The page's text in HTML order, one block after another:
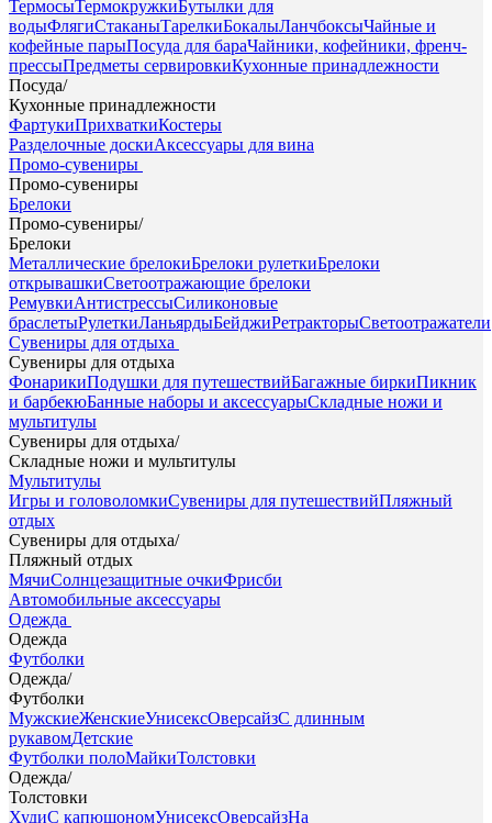
ТермосыТермокружкиБутылки для
водыФлягиСтаканыТарелкиБокалыЛанчбоксыЧайные и
кофейные парыПосуда для бараЧайники, кофейники, френч-
прессыПредметы сервировкиКухонные принадлежности
Посуда/
Кухонные принадлежности
ФартукиПрихваткиКостеры
Разделочные доскиАксессуары для вина
Промо-сувениры
Промо-сувениры
Брелоки
Промо-сувениры/
Брелоки
Металлические брелокиБрелоки рулеткиБрелоки
открывашкиСветоотражающие брелоки
РемувкиАнтистрессыСиликоновые
браслетыРулеткиЛаньярдыБейджиРетракторыСветоотражатели
Сувениры для отдыха
Сувениры для отдыха
ФонарикиПодушки для путешествийБагажные биркиПикник
и барбекюБанные наборы и аксессуарыСкладные ножи и
мультитулы
Сувениры для отдыха/
Складные ножи и мультитулы
Мультитулы
Игры и головоломкиСувениры для путешествийПляжный
отдых
Сувениры для отдыха/
Пляжный отдых
МячиСолнцезащитные очкиФрисби
Автомобильные аксессуары
Одежда
Одежда
Футболки
Одежда/
Футболки
МужскиеЖенскиеУнисексОверсайзС длинным
рукавомДетские
Футболки полоМайкиТолстовки
Одежда/
Толстовки
ХудиС капюшономУнисексОверсайзНа